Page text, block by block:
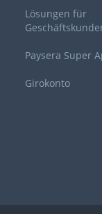
Lösungen für
Paysera Super
Girokonto